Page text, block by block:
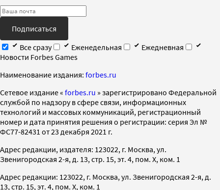
Подписаться
Все сразу
Еженедельная
Ежедневная
Новости Forbes Games
Наименование издания: forbes.ru
Cетевое издание « forbes.ru » зарегистрировано Федеральной
службой по надзору в сфере связи, информационных
технологий и массовых коммуникаций, регистрационный
номер и дата принятия решения о регистрации: серия Эл №
ФС77-82431 от 23 декабря 2021 г.
Адрес редакции, издателя: 123022, г. Москва, ул.
Звенигородская 2-я, д. 13, стр. 15, эт. 4, пом. X, ком. 1
Адрес редакции: 123022, г. Москва, ул. Звенигородская 2-я, д.
13, стр. 15, эт. 4, пом. X, ком. 1